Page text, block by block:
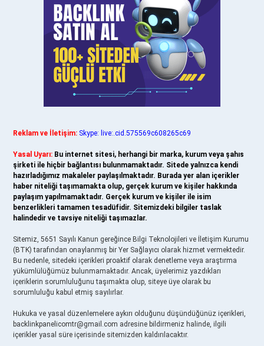
Reklam ve İletişim: Skype: live:.cid.575569c608265c69
Yasal Uyarı: Bu internet sitesi, herhangi bir marka, kurum veya şahıs
şirketi ile hiçbir bağlantısı bulunmamaktadır. Sitede yalnızca kendi
hazırladığımız makaleler paylaşılmaktadır. Burada yer alan içerikler
haber niteliği taşımamakta olup, gerçek kurum ve kişiler hakkında
paylaşım yapılmamaktadır. Gerçek kurum ve kişiler ile isim
benzerlikleri tamamen tesadüfidir. Sitemizdeki bilgiler taslak
halindedir ve tavsiye niteliği taşımazlar.
Sitemiz, 5651 Sayılı Kanun gereğince Bilgi Teknolojileri ve İletişim Kurumu
(BTK) tarafından onaylanmış bir Yer Sağlayıcı olarak hizmet vermektedir.
Bu nedenle, sitedeki içerikleri proaktif olarak denetleme veya araştırma
yükümlülüğümüz bulunmamaktadır. Ancak, üyelerimiz yazdıkları
içeriklerin sorumluluğunu taşımakta olup, siteye üye olarak bu
sorumluluğu kabul etmiş sayılırlar.
Hukuka ve yasal düzenlemelere aykırı olduğunu düşündüğünüz içerikleri,
backlinkpanelicomtr@gmail.com adresine bildirmeniz halinde, ilgili
içerikler yasal süre içerisinde sitemizden kaldırılacaktır.